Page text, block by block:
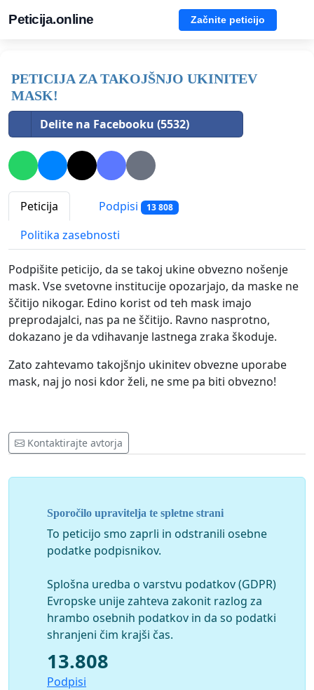
Peticija.online Začnite peticijo
PETICIJA ZA TAKOJŠNJO UKINITEV
MASK!
Delite na Facebooku (5532)
Peticija Podpisi 13 808
Politika zasebnosti
Podpišite peticijo, da se takoj ukine obvezno nošenje
mask. Vse svetovne institucije opozarjajo, da maske ne
ščitijo nikogar. Edino korist od teh mask imajo
preprodajalci, nas pa ne ščitijo. Ravno nasprotno,
dokazano je da vdihavanje lastnega zraka škoduje.
Zato zahtevamo takojšnjo ukinitev obvezne uporabe
mask, naj jo nosi kdor želi, ne sme pa biti obvezno!
Kontaktirajte avtorja
Sporočilo upravitelja te spletne strani
To peticijo smo zaprli in odstranili osebne
podatke podpisnikov.
Splošna uredba o varstvu podatkov (GDPR)
Evropske unije zahteva zakonit razlog za
hrambo osebnih podatkov in da so podatki
shranjeni čim krajši čas.
13.808
Podpisi